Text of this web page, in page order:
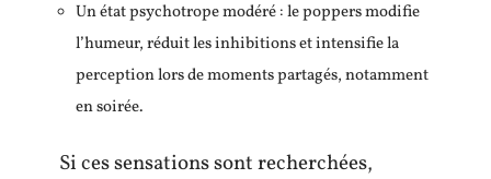
Un état psychotrope modéré : le poppers modifie
l’humeur, réduit les inhibitions et intensifie la
perception lors de moments partagés, notamment
en soirée.
Si ces sensations sont recherchées,